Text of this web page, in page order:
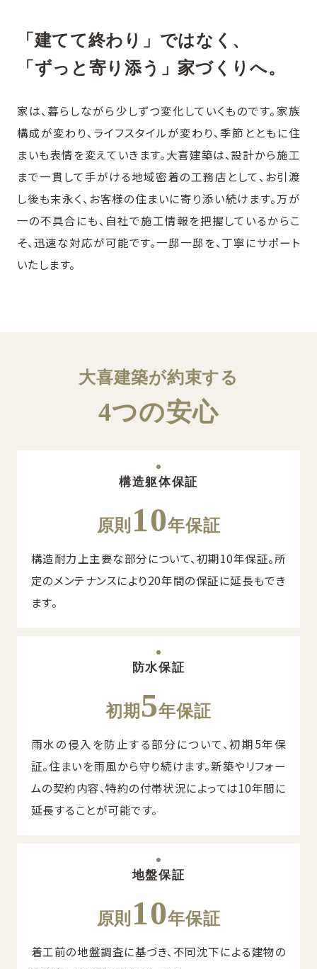
「建てて終わり」ではなく、
「ずっと寄り添う」家づくりへ。
家は、暮らしながら少しずつ変化していくものです。家族
構成が変わり、ライフスタイルが変わり、季節とともに住
まいも表情を変えていきます。大喜建築は、設計から施工
まで一貫して手がける地域密着の工務店として、お引渡
し後も末永く、お客様の住まいに寄り添い続けます。万が
一の不具合にも、自社で施工情報を把握しているからこ
そ、迅速な対応が可能です。一邸一邸を、丁寧にサポート
いたします。
大喜建築が約束する
4つの安心
構造躯体保証
原則 10年保証
構造耐力上主要な部分について、初期10年保証。所
定のメンテナンスにより20年間の保証に延長もでき
ます。
防水保証
初期 5年保証
雨水の侵入を防止する部分について、初期5年保
証。住まいを雨風から守り続けます。新築やリフォー
ムの契約内容、特約の付帯状況によっては10年間に
延長することが可能です。
地盤保証
原則 10年保証
着工前の地盤調査に基づき、不同沈下による建物の